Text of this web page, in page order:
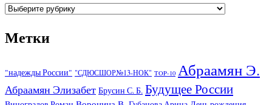
Рубрики
Метки
"надежды России" "СДЮСШОР№13-НОК" TOP-10 Абраамян Э.
Абраамян Элизабет Брусин С. Б. Будущее России